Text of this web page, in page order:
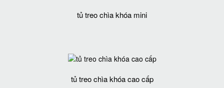
tủ treo chìa khóa mini
tủ treo chìa khóa cao cấp